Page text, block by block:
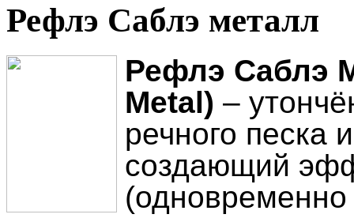
Рефлэ Саблэ металл
Рефлэ Саблэ
Metal) –
речного песка
создающий
(одновременно